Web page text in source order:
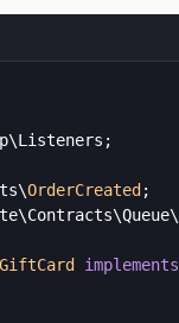
OrderCreated
implements